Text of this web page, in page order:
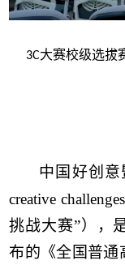
3C大赛校级选拔
中国好创意
creative
挑战大赛”），
布的《全国普通